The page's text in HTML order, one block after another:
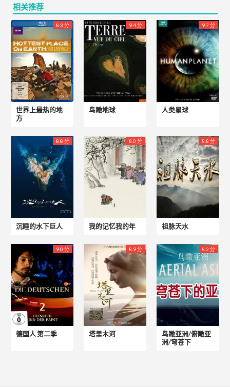
相关推荐
8.3 分
世界上最热的地
方
9.4 分
鸟瞰地球
9.7 分
人类星球
8.8 分
沉睡的水下巨人
8.0 分
我的记忆我的年
8.8 分
祖脉天水
9.0 分
德国人 第二季
8.9 分
塔里木河
8.2 分
鸟瞰亚洲/俯瞰亚
洲/穹苍下